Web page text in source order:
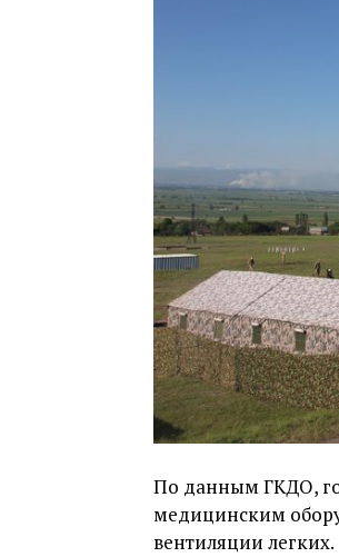
По данным ГКДО,
медицинским
вентиляции легких.